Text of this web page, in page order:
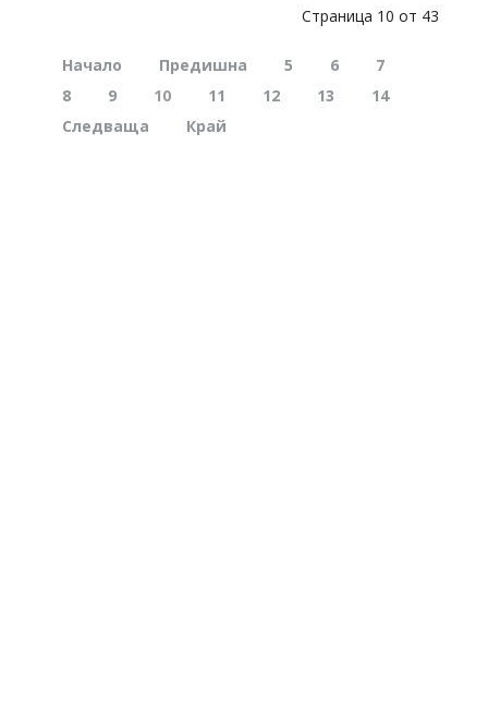
Страница 10 от 43
Начало Предишна 5 6
7
8
9 10 11 12 13
14
Следваща
Край